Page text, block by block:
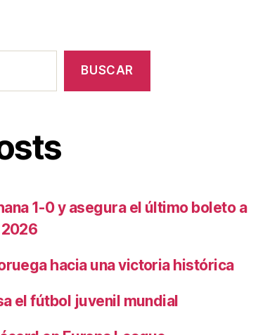
BUSCAR
1-0 y asegura el último boleto a
hacia una victoria histórica
el fútbol juvenil mundial